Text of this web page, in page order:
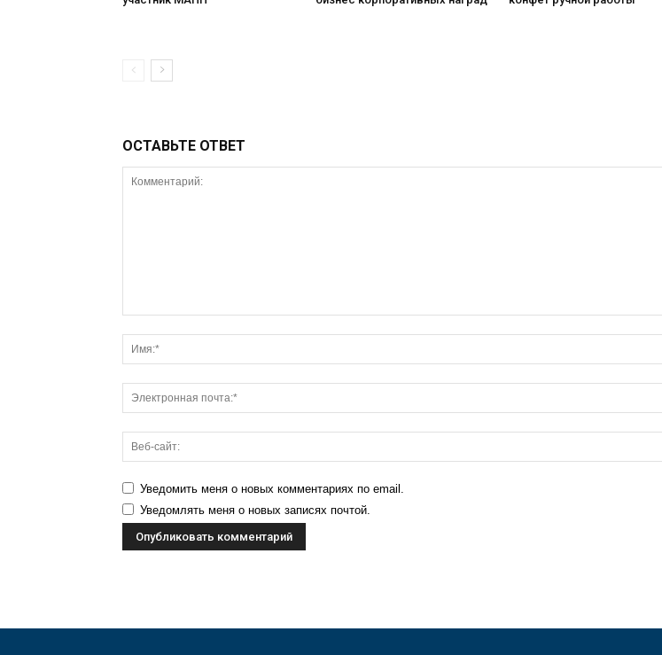
ОСТАВЬТЕ ОТВЕТ
Уведомить меня о новых комментариях по email.
Уведомлять меня о новых записях почтой.